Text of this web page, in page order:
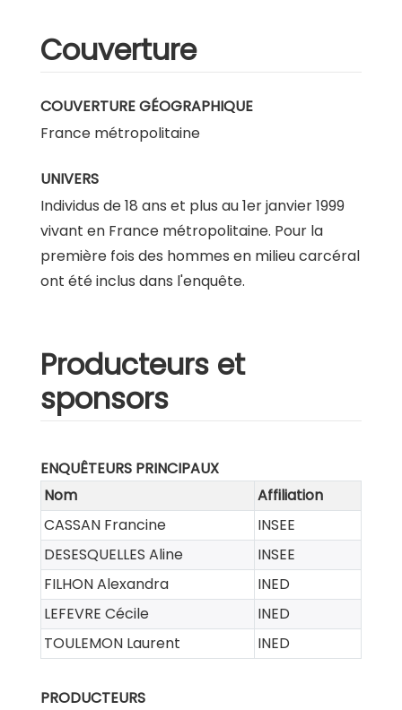
Couverture
COUVERTURE GÉOGRAPHIQUE
France métropolitaine
UNIVERS
Individus de 18 ans et plus au 1er janvier 1999
vivant en France métropolitaine. Pour la
première fois des hommes en milieu carcéral
ont été inclus dans l'enquête.
Producteurs et
sponsors
ENQUÊTEURS PRINCIPAUX
Nom
Affiliation
CASSAN Francine
INSEE
DESESQUELLES Aline
INSEE
FILHON Alexandra
INED
LEFEVRE Cécile
INED
TOULEMON Laurent
INED
PRODUCTEURS